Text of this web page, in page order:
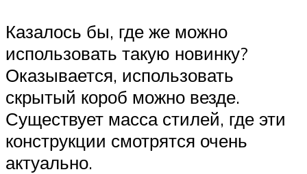
Казалось бы, где же можно
использовать такую новинку?
Оказывается, использовать
скрытый короб можно везде.
Существует масса стилей, где эти
конструкции смотрятся очень
актуально.